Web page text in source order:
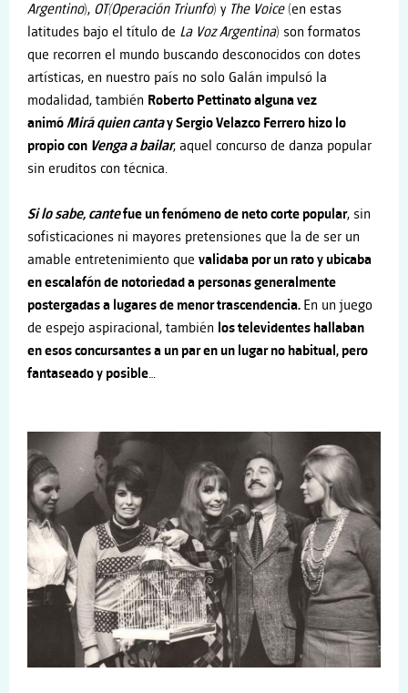
Argentino), OT(Operación Triunfo) y The Voice(en estas
latitudes bajo el título de La Voz Argentina) son formatos
que recorren el mundo buscando desconocidos con dotes
artísticas, en nuestro país no solo Galán impulsó la
modalidad, también Roberto Pettinato alguna vez
animóMirá quien cantay Sergio Velazco Ferrero hizo lo
propio con Venga a bailar, aquel concurso de danza popular
sin eruditos con técnica.
Si lo sabe, cantefue un fenómeno de neto corte popular, sin
sofisticaciones ni mayores pretensiones que la de ser un
amable entretenimiento que validaba por un rato y ubicaba
en escalafón de notoriedad a personas generalmente
postergadas a lugares de menor trascendencia. En un juego
de espejo aspiracional, también los televidentes hallaban
en esos concursantes a un par en un lugar no habitual, pero
fantaseado y posible…